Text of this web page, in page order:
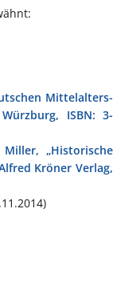
Mittelalters-
ISBN: 3-
„Historische
Kröner Verlag,